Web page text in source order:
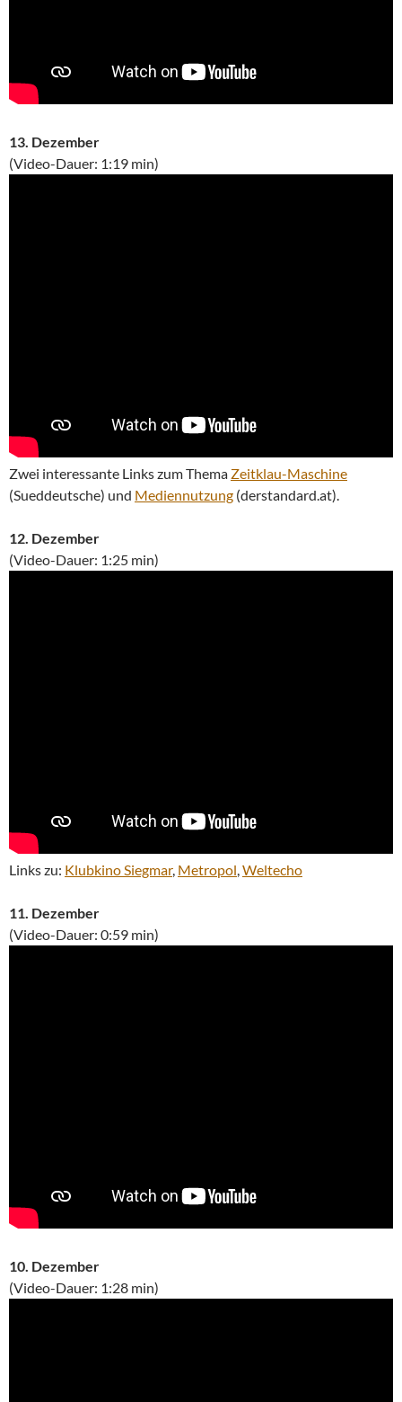
13. Dezember
(Video-Dauer: 1:19 min)
Zwei interessante Links zum Thema Zeitklau-Maschine
(Sueddeutsche) und Mediennutzung (derstandard.at).
12. Dezember
(Video-Dauer: 1:25 min)
Links zu: Klubkino Siegmar, Metropol Weltecho
11. Dezember
(Video-Dauer: 0:59 min)
10. Dezember
(Video-Dauer: 1:28 min)